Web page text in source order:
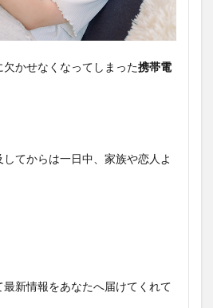
かせなくなってしまった携帯電
てからは一日中、家族や恋人よ
新情報をあなたへ届けてくれて